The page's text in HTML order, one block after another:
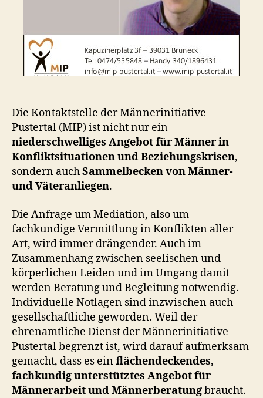
Die Kontaktstelle der Männerinitiative
Pustertal (MIP) ist nicht nur ein
niederschwelliges Angebot für Männer in
Konfliktsituationen und Beziehungskrisen,
sondern auchSammelbecken von Männer-
und Väteranliegen.
Die Anfrage um Mediation, also um
fachkundige Vermittlung in Konflikten aller
Art, wird immer drängender. Auch im
Zusammenhang zwischen seelischen und
körperlichen Leiden und im Umgang damit
werden Beratung und Begleitung notwendig.
Individuelle Notlagen sind inzwischen auch
gesellschaftliche geworden. Weil der
ehrenamtliche Dienst der Männerinitiative
Pustertal begrenzt ist, wird darauf aufmerksam
gemacht, dass es einflächendeckendes,
fachkundig unterstütztes Angebot für
Männerarbeit und Männerberatungbraucht.